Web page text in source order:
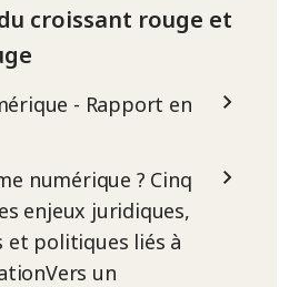
croissant rouge et
- Rapport en
numérique ? Cinq
enjeux juridiques,
et politiques liés à
un